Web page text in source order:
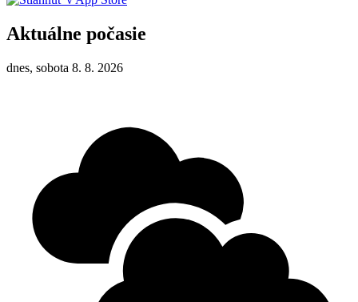
Aktuálne počasie
dnes, sobota 8. 8. 2026